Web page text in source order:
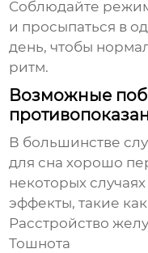
Соблюдайте
и просыпаться в
день, чтобы
ритм.
Возможные
В большинстве
для сна хорошо
некоторых
эффекты, такие
Расстройство
Тошнота